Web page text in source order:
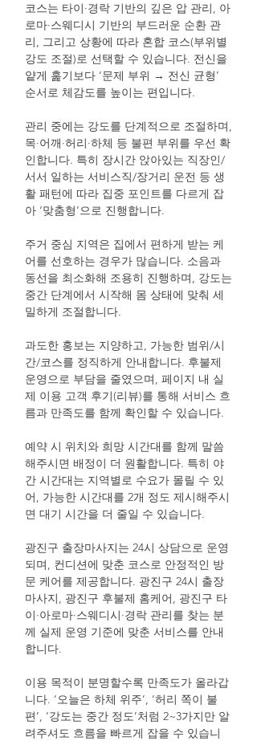
코스는 타이·경락 기반의 깊은 압 관리, 아
로마·스웨디시 기반의 부드러운 순환 관
리, 그리고 상황에 따라 혼합 코스(부위별
강도 조절)로 선택할 수 있습니다. 전신을
얕게 훑기보다 ‘문제 부위 → 전신 균형’
순서로 체감도를 높이는 편입니다.
관리 중에는 강도를 단계적으로 조절하며,
목·어깨·허리·하체 등 불편 부위를 우선 확
인합니다. 특히 장시간 앉아있는 직장인/
서서 일하는 서비스직/장거리 운전 등 생
활 패턴에 따라 집중 포인트를 다르게 잡
아 ‘맞춤형’으로 진행합니다.
주거 중심 지역은 집에서 편하게 받는 케
어를 선호하는 경우가 많습니다. 소음과
동선을 최소화해 조용히 진행하며, 강도는
중간 단계에서 시작해 몸 상태에 맞춰 세
밀하게 조절합니다.
과도한 홍보는 지양하고, 가능한 범위/시
간/코스를 정직하게 안내합니다. 후불제
운영으로 부담을 줄였으며, 페이지 내 실
제 이용 고객 후기(리뷰)를 통해 서비스 흐
름과 만족도를 함께 확인할 수 있습니다.
예약 시 위치와 희망 시간대를 함께 말씀
해주시면 배정이 더 원활합니다. 특히 야
간 시간대는 지역별로 수요가 몰릴 수 있
어, 가능한 시간대를 2개 정도 제시해주시
면 대기 시간을 더 줄일 수 있습니다.
광진구 출장마사지는 24시 상담으로 운영
되며, 컨디션에 맞춘 코스로 안정적인 방
문 케어를 제공합니다. 광진구 24시 출장
마사지, 광진구 후불제 홈케어, 광진구 타
이·아로마·스웨디시·경락 관리를 찾는 분
께 실제 운영 기준에 맞춘 서비스를 안내
합니다.
이용 목적이 분명할수록 만족도가 올라갑
니다. ‘오늘은 하체 위주’, ‘허리 쪽이 불
편’, ‘강도는 중간 정도’처럼 2~3가지만 알
려주셔도 흐름을 빠르게 잡을 수 있습니